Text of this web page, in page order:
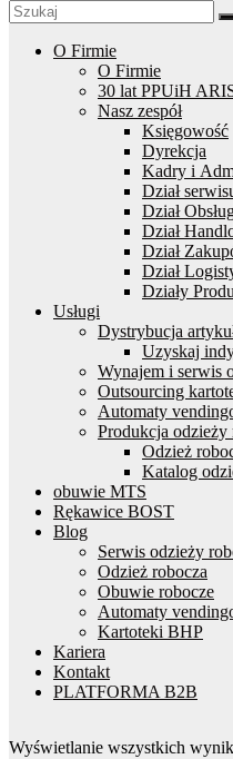
O Firmie
O Firmie
30 lat PPUiH
Nasz zespół
Księgowość
Dyrekcja
Kadry i
Dział
Dział
Dział
Dział
Dział
Działy
Usługi
Dystrybucja
Uzyskaj
Wynajem i serwis
Outsourcing
Automaty
Produkcja odzieży
Odzież
Katalog
obuwie MTS
Rękawice BOST
Blog
Serwis odzieży
Odzież robocza
Obuwie robocze
Automaty
Kartoteki BHP
Kariera
Kontakt
PLATFORMA B2B
Wyświetlanie wszystkich